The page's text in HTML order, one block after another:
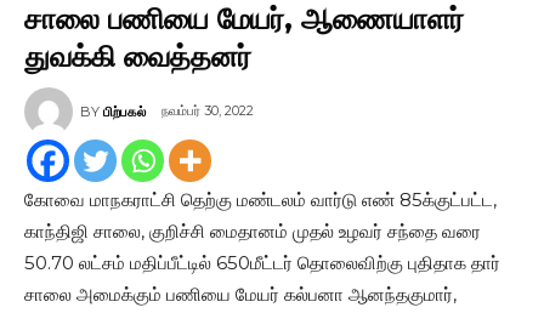
சாலை பணியை மேயர், ஆணையாளர்
துவக்கி வைத்தனர்
BY பிற்பகல் நவம்பர் 30, 2022
கோவை மாநகராட்சி தெற்கு மண்டலம் வார்டு எண் 85க்குட்பட்ட,
காந்திஜி சாலை, குறிச்சி மைதானம் முதல் உழவர் சந்தை வரை
50.70 லட்சம் மதிப்பீட்டில் 650மீட்டர் தொலைவிற்கு புதிதாக தார்
சாலை அமைக்கும் பணியை மேயர் கல்பனா ஆனந்தகுமார்,